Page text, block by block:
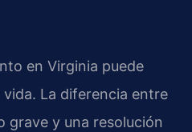
en Virginia puede
La diferencia entre
grave y una resolución